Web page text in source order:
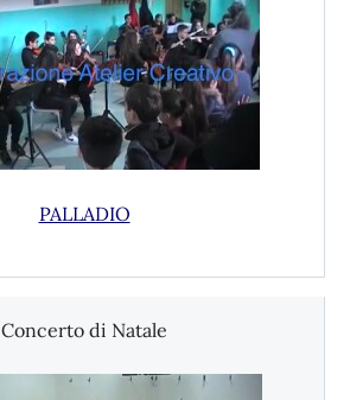
PALLADIO
Concerto di Natale